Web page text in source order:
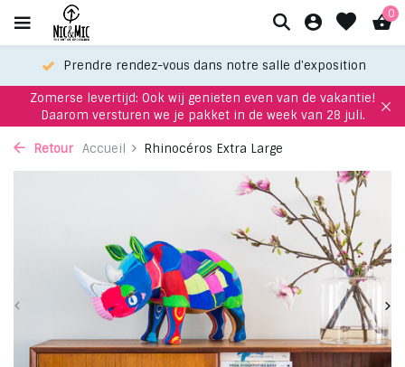
0
Prendre rendez-vous dans notre salle d'exposition
Zomerse levertijd: Ook wij genieten even van de vakantie!
Daarom versturen we je pakket in de week van 28 juli.
Retour Accueil Rhinocéros Extra Large